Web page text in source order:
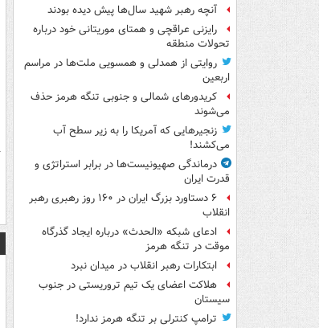
آنچه رهبر شهید سال‌ها پیش دیده بودند
رایزنی عراقچی و همتای موریتانی خود درباره
تحولات منطقه
روایتی از همدلی و همسویی ملت‌ها در مراسم
اربعین
کریدورهای شمالی و جنوبی تنگه هرمز حذف
می‌شوند
زنجیرهایی که آمریکا را به زیر سطح آب
می‌کشند!
درماندگی صهیونیست‌ها در برابر استراتژی و
قدرت ایران
۶ دستاورد بزرگ ایران در ۱۶۰ روز رهبری رهبر
انقلاب
ادعای شبکه «الحدث» درباره ایجاد گذرگاه
موقت در تنگه هرمز
ابتکارات رهبر انقلاب در میدان نبرد
هلاکت اعضای یک تیم تروریستی در جنوب
سیستان
ترامپ کنترلی بر تنگه هرمز ندارد!